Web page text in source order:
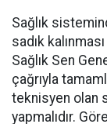
Sağlık
sadık
Sağlık Sen
çağrıyla
teknisyen olan
yapmalıdır.